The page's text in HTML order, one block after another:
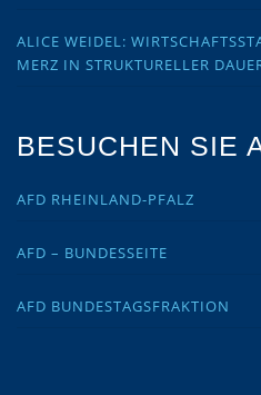
ALICE WEIDEL:
MERZ IN STRUKTURELLER
BESUCHEN SIE
AFD RHEINLAND-PFALZ
AFD – BUNDESSEITE
AFD BUNDESTAGSFRAKTION